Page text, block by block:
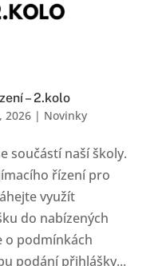
– 2.kolo
2026| Novinky
součástí naší školy.
řízení pro
využít
do nabízených
o podmínkách
podání přihlášky...